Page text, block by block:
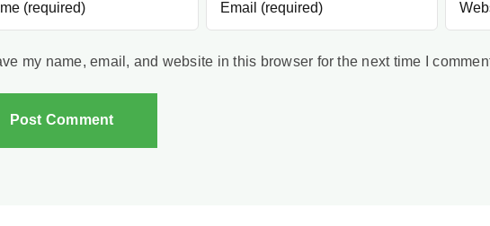
my name, email, and website in this browser for the next time I